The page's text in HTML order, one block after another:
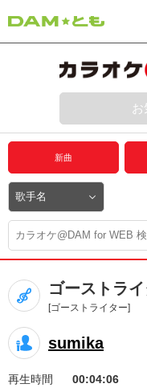
動画からさがす
プレミアムサ
DAM★とも動画
DAM★とも録
カラオケ＠
ユーザー検索
キャンペーン
お知らせ よくある
新曲
ゴーストラ
[ゴーストライター]
sumika
再生時間
00:04:06